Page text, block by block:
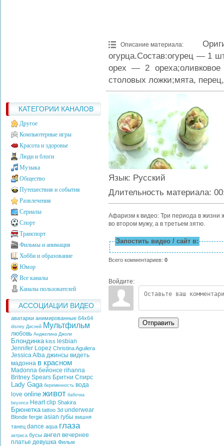
КАТЕГОРИИ КАНАЛОВ
Другое
Компьютерные игры
Красота и здоровье
Люди и блоги
Музыка
Общество
Путешествия и события
Развлечения
Сериалы
Спорт
Транспорт
Фильмы и анимация
Хобби и образование
Юмор
Все каналы
Каналы пользователей
АССОЦИАЦИИ ВИДЕО
аватарки анимированные 64х64
disney Дисней Мультфильм
любовь Анджелина Джоли
Блондинка kiss lesbian
Jennifer Lopez Christina Aguilera
Jessica Alba джинсы видеть
мадонна в красном
Madonna бейонсе rihanna
Britney Spears Бритни Спирс
Lady Gaga беременность вода
love online живот бабочка
beyonce Heart clip Shakira
Брюнетка tattoo 3d underwear
Blonde fergie asian губы вишня
танец dance aqua глаза
актриса бусы ангел вечернее
платье девушка Фильм
Описание материала:
огурца.Состав:огурец — 1
орех — 2
столовых ложки;мята,
Язык: Русский
Длительность материала:
Афаризм к видео: Три периода в жизни
во втором мужу, а в третьем зятю.
Запостить видео / сайт в:
Всего комментариев: 0
Войдите:
Отправить